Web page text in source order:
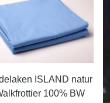
ISLAND natur
100% BW